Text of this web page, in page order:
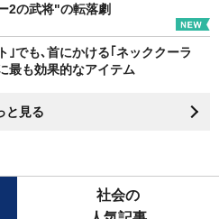
2の武将"の転落劇
｣でも､首にかける｢ネッククーラ
最も効果的なアイテム
と見る
社会の